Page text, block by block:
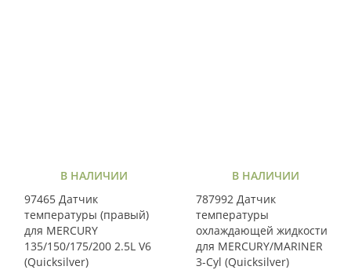
В НАЛИЧИИ
97465 Датчик
температуры (правый)
для MERCURY
135/150/175/200 2.5L V6
(Quicksilver)
В НАЛИЧИИ
787992 Датчик
температуры
охлаждающей жидкости
для MERCURY/MARINER
3-Cyl (Quicksilver)